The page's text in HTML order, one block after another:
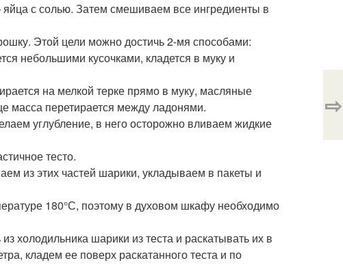
с солью. Затем смешиваем все ингредиенты в
Этой цели можно достичь 2-мя способами:
небольшими кусочками, кладется в муку и
на мелкой терке прямо в муку, масляные
масса перетирается между ладонями.
углубление, в него осторожно вливаем жидкие
тесто.
из этих частей шарики, укладываем в пакеты и
180°С, поэтому в духовом шкафу необходимо
холодильника шарики из теста и раскатывать их в
кладем ее поверх раскатанного теста и по
⇨